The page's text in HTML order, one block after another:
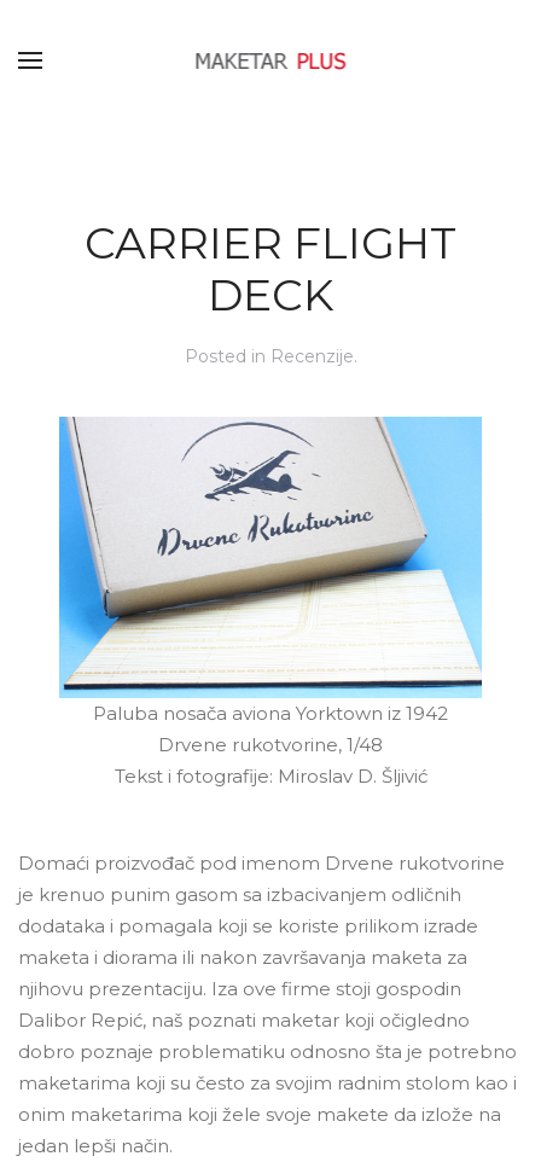
CARRIER FLIGHT
DECK
Posted in Recenzije.
Paluba nosača aviona Yorktown iz 1942
Drvene rukotvorine, 1/48
Tekst i fotografije: Miroslav D. Šljivić
Domaći proizvođač pod imenom Drvene rukotvorine
je krenuo punim gasom sa izbacivanjem odličnih
dodataka i pomagala koji se koriste prilikom izrade
maketa i diorama ili nakon završavanja maketa za
njihovu prezentaciju. Iza ove firme stoji gospodin
Dalibor Repić, naš poznati maketar koji očigledno
dobro poznaje problematiku odnosno šta je potrebno
maketarima koji su često za svojim radnim stolom kao i
onim maketarima koji žele svoje makete da izlože na
jedan lepši način.